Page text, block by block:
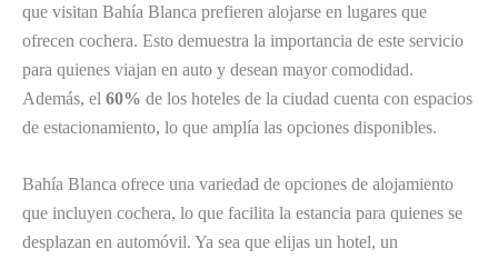
que visitan Bahía Blanca prefieren alojarse en lugares que
ofrecen cochera. Esto demuestra la importancia de este servicio
para quienes viajan en auto y desean mayor comodidad.
Además, el 60% de los hoteles de la ciudad cuenta con espacios
de estacionamiento, lo que amplía las opciones disponibles.
Bahía Blanca ofrece una variedad de opciones de alojamiento
que incluyen cochera, lo que facilita la estancia para quienes se
desplazan en automóvil. Ya sea que elijas un hotel, un